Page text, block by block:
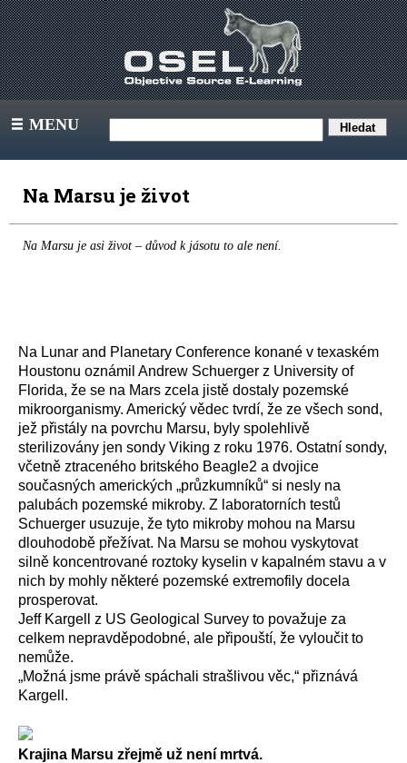
III MENU
Na Marsu je život
Na Marsu je asi život – důvod k jásotu to ale není.
Na Lunar and Planetary Conference konané v texaském
Houstonu oznámil Andrew Schuerger z University of
Florida, že se na Mars zcela jistě dostaly pozemské
mikroorganismy. Americký vědec tvrdí, že ze všech sond,
jež přistály na povrchu Marsu, byly spolehlivě
sterilizovány jen sondy Viking z roku 1976. Ostatní sondy,
včetně ztraceného britského Beagle2 a dvojice
současných amerických „průzkumníků“ si nesly na
palubách pozemské mikroby. Z laboratorních testů
Schuerger usuzuje, že tyto mikroby mohou na Marsu
dlouhodobě přežívat. Na Marsu se mohou vyskytovat
silně koncentrované roztoky kyselin v kapalném stavu a v
nich by mohly některé pozemské extremofily docela
prosperovat.
Jeff Kargell z US Geological Survey to považuje za
celkem nepravděpodobné, ale připouští, že vyloučit to
nemůže.
„Možná jsme právě spáchali strašlivou věc,“ přiznává
Kargell.
Krajina Marsu zřejmě už není mrtvá.